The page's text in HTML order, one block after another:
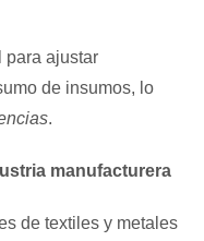
para ajustar
de insumos, lo
.
manufacturera
de textiles y metales